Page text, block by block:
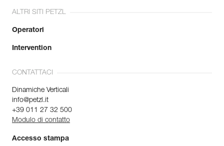
ALTRI SITI PETZL
Operatori
Intervention
CONTATTACI
Dinamiche Verticali
info@petzl.it
+39 011 27 32 500
Modulo di contatto
Accesso stampa